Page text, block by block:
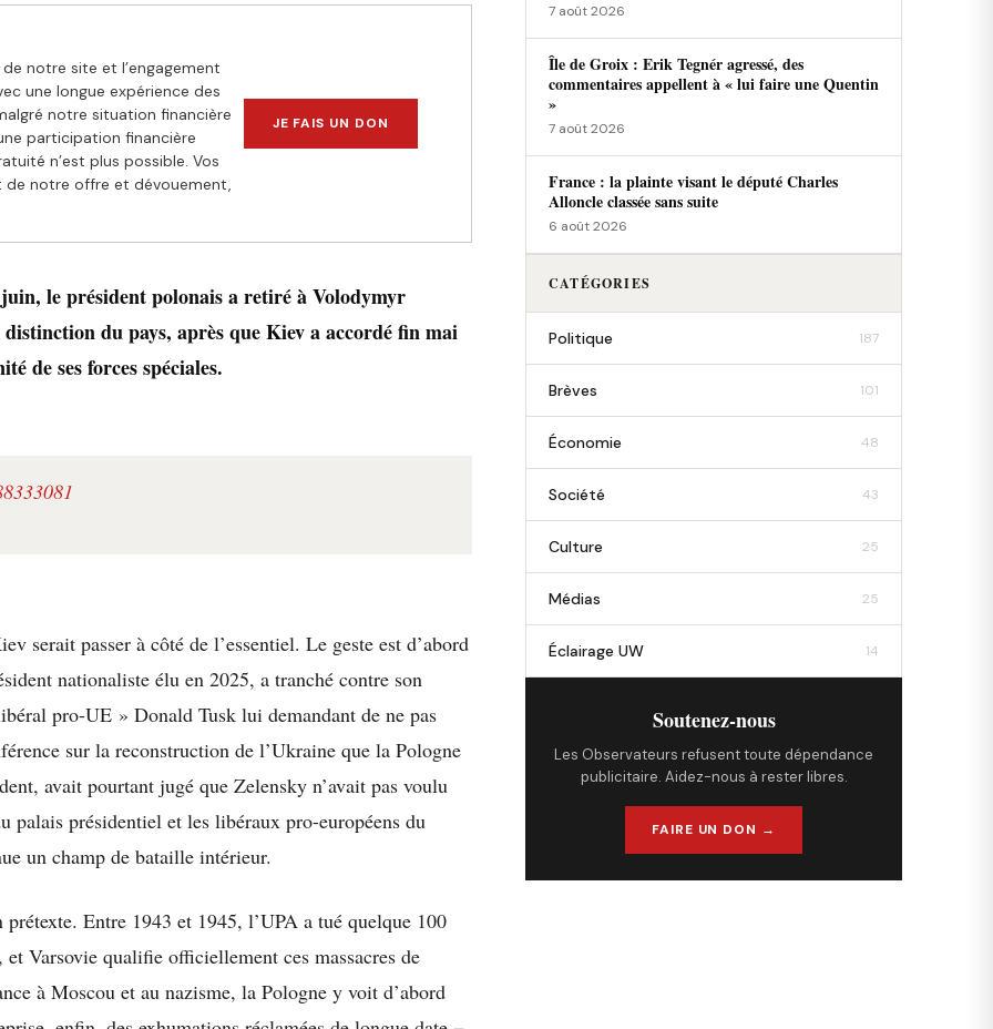
notre site et l’engagement
une longue expérience des
notre situation financière
participation financière
n’est plus possible. Vos
de notre offre et dévouement,
JE FAIS UN DON
le président polonais a retiré à Volodymyr
du pays, après que Kiev a accordé fin mai
de ses forces spéciales.
serait passer à côté de l’essentiel. Le geste est d’abord
nationaliste élu en 2025, a tranché contre son
pro-UE » Donald Tusk lui demandant de ne pas
sur la reconstruction de l’Ukraine que la Pologne
avait pourtant jugé que Zelensky n’avait pas voulu
palais présidentiel et les libéraux pro-européens du
un champ de bataille intérieur.
Entre 1943 et 1945, l’UPA a tué quelque 100
Varsovie qualifie officiellement ces massacres de
à Moscou et au nazisme, la Pologne y voit d’abord
7 août 2026
Île de Groix : Erik Tegnér agressé, des
commentaires appellent à « lui faire une Quentin
»
7 août 2026
France : la plainte visant le député Charles
Alloncle classée sans suite
6 août 2026
CATÉGORIES
Politique 187
Brèves 101
Économie 48
Société 43
Culture 25
Médias 25
Éclairage UW 14
Soutenez-nous
Les Observateurs refusent toute dépendance
publicitaire. Aidez-nous à rester libres.
FAIRE UN DON →